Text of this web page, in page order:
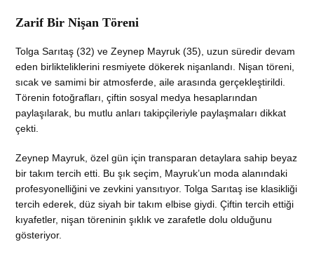
Zarif Bir Nişan Töreni
Tolga Sarıtaş (32) ve Zeynep Mayruk (35), uzun süredir devam
eden birlikteliklerini resmiyete dökerek nişanlandı. Nişan töreni,
sıcak ve samimi bir atmosferde, aile arasında gerçekleştirildi.
Törenin fotoğrafları, çiftin sosyal medya hesaplarından
paylaşılarak, bu mutlu anları takipçileriyle paylaşmaları dikkat
çekti.
Zeynep Mayruk, özel gün için transparan detaylara sahip beyaz
bir takım tercih etti. Bu şık seçim, Mayruk’un moda alanındaki
profesyonelliğini ve zevkini yansıtıyor. Tolga Sarıtaş ise klasikliği
tercih ederek, düz siyah bir takım elbise giydi. Çiftin tercih ettiği
kıyafetler, nişan töreninin şıklık ve zarafetle dolu olduğunu
gösteriyor.